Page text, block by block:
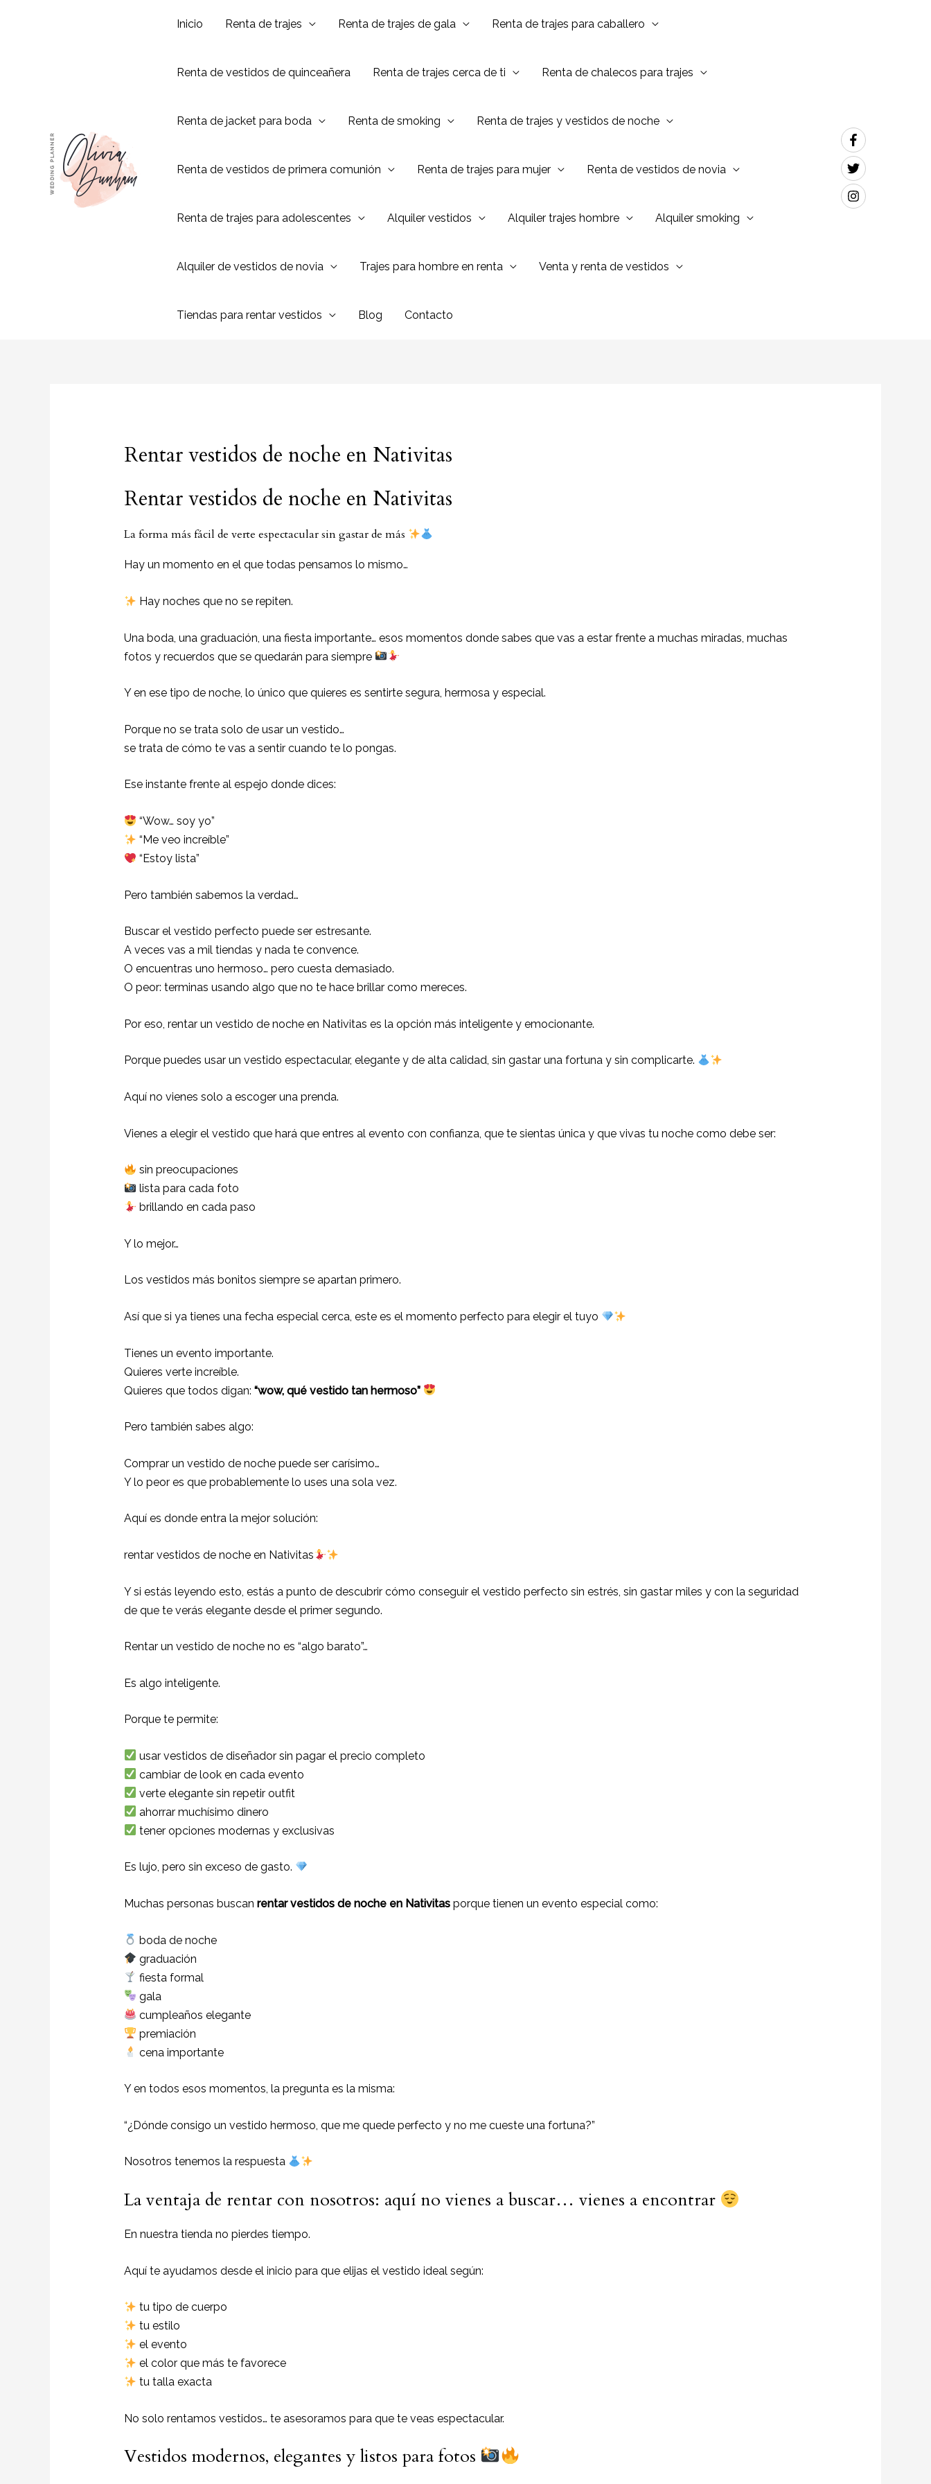
Inicio Renta de trajes Renta de trajes de gala Renta de trajes para caballero
Renta de vestidos de quinceañera Renta de trajes cerca de ti Renta de chalecos para trajes
Renta de jacket para boda Renta de smoking Renta de trajes y vestidos de noche
Renta de vestidos de primera comunión Renta de trajes para mujer Renta de vestidos de novia
Renta de trajes para adolescentes Alquiler vestidos Alquiler trajes hombre Alquiler smoking
Alquiler de vestidos de novia Trajes para hombre en renta Venta y renta de vestidos
Tiendas para rentar vestidos Blog Contacto
Rentar vestidos de noche en Nativitas
Rentar vestidos de noche en Nativitas
La forma más fácil de verte espectacular sin gastar de más
Hay un momento en el que todas pensamos lo mismo…
Hay noches que no se repiten.
Una boda, una graduación, una fiesta importante… esos momentos donde sabes que vas a estar frente a muchas miradas, muchas
fotos y recuerdos que se quedarán para siempre
Y en ese tipo de noche, lo único que quieres es sentirte segura, hermosa y especial.
Porque no se trata solo de usar un vestido…
se trata de cómo te vas a sentir cuando te lo pongas.
Ese instante frente al espejo donde dices:
“Wow… soy yo”
“Me veo increíble”
“Estoy lista”
Pero también sabemos la verdad…
Buscar el vestido perfecto puede ser estresante.
A veces vas a mil tiendas y nada te convence.
O encuentras uno hermoso… pero cuesta demasiado.
O peor: terminas usando algo que no te hace brillar como mereces.
Por eso, rentar un vestido de noche en Nativitas es la opción más inteligente y emocionante.
Porque puedes usar un vestido espectacular, elegante y de alta calidad, sin gastar una fortuna y sin complicarte.
Aquí no vienes solo a escoger una prenda.
Vienes a elegir el vestido que hará que entres al evento con confianza, que te sientas única y que vivas tu noche como debe ser:
sin preocupaciones
lista para cada foto
brillando en cada paso
Y lo mejor…
Los vestidos más bonitos siempre se apartan primero.
Así que si ya tienes una fecha especial cerca, este es el momento perfecto para elegir el tuyo
Tienes un evento importante.
Quieres verte increíble.
Quieres que todos digan: “wow, qué vestido tan hermoso”
Pero también sabes algo:
Comprar un vestido de noche puede ser carísimo…
Y lo peor es que probablemente lo uses una sola vez.
Aquí es donde entra la mejor solución:
rentar vestidos de noche en Nativitas
Y si estás leyendo esto, estás a punto de descubrir cómo conseguir el vestido perfecto sin estrés, sin gastar miles y con la seguridad
de que te verás elegante desde el primer segundo.
Rentar un vestido de noche no es “algo barato”…
Es algo inteligente.
Porque te permite:
usar vestidos de diseñador sin pagar el precio completo
cambiar de look en cada evento
verte elegante sin repetir outfit
ahorrar muchísimo dinero
tener opciones modernas y exclusivas
Es lujo, pero sin exceso de gasto.
Muchas personas buscan rentar vestidos de noche en Nativitas porque tienen un evento especial como:
boda de noche
graduación
fiesta formal
gala
cumpleaños elegante
premiación
cena importante
Y en todos esos momentos, la pregunta es la misma:
“¿Dónde consigo un vestido hermoso, que me quede perfecto y no me cueste una fortuna?”
Nosotros tenemos la respuesta
La ventaja de rentar con nosotros: aquí no vienes a buscar… vienes a encontrar
En nuestra tienda no pierdes tiempo.
Aquí te ayudamos desde el inicio para que elijas el vestido ideal según:
tu tipo de cuerpo
tu estilo
el evento
el color que más te favorece
tu talla exacta
No solo rentamos vestidos… te asesoramos para que te veas espectacular.
Vestidos modernos, elegantes y listos para fotos